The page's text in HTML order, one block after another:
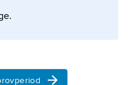
Till familjen
, kvarn-, mjöl-